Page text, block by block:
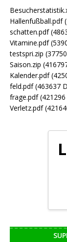
Hallenfußball.pdf
schatten.pdf
Vitamine.pdf
testspri.zip
Saison.zip
Kalender.pdf
feld.pdf (463637
frage.pdf
Verletz.pdf